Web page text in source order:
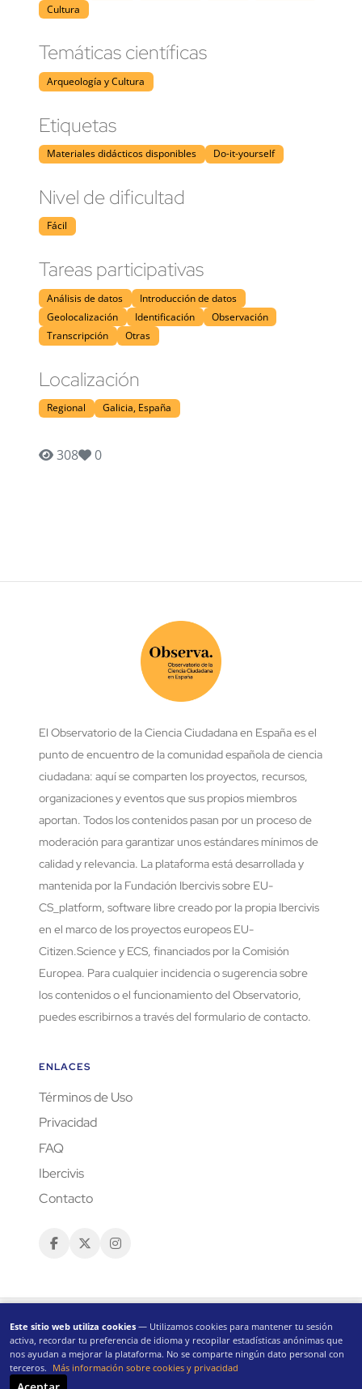
Cultura
Temáticas científicas
Arqueología y Cultura
Etiquetas
Materiales didácticos disponibles Do-it-yourself
Nivel de dificultad
Fácil
Tareas participativas
Análisis de datos
Introducción de datos
Geolocalización
Identificación
Observación
Transcripción
Otras
Localización
Regional Galicia, España
308 0
Este sitio web utiliza cookies — Utilizamos cookies para mantener tu sesión
activa, recordar tu preferencia de idioma y recopilar estadísticas anónimas que
nos ayudan a mejorar la plataforma. No se comparte ningún dato personal con
terceros. Más información sobre cookies y privacidad
El Observatorio de la Ciencia Ciudadana en España es el
punto de encuentro de la comunidad española de ciencia
ciudadana: aquí se comparten los proyectos, recursos,
organizaciones y eventos que sus propios miembros
aportan. Todos los contenidos pasan por un proceso de
moderación para garantizar unos estándares mínimos de
calidad y relevancia. La plataforma está desarrollada y
mantenida por la Fundación Ibercivis sobre EU-
CS_platform, software libre creado por la propia Ibercivis
en el marco de los proyectos europeos EU-
Citizen.Science y ECS, financiados por la Comisión
Europea. Para cualquier incidencia o sugerencia sobre
los contenidos o el funcionamiento del Observatorio,
puedes escribirnos a través del formulario de contacto.
ENLACES
Términos de Uso
Privacidad
FAQ
Ibercivis
Contacto